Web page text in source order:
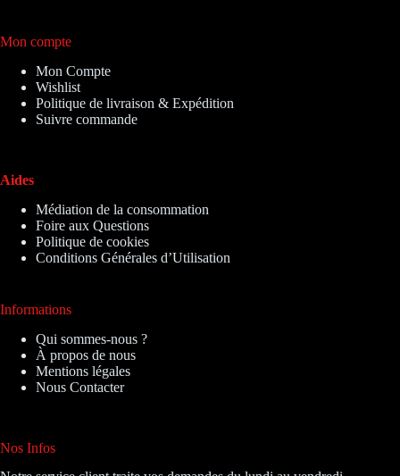
Mon compte
Mon Compte
Wishlist
Politique de livraison & Expédition
Suivre commande
Aides
Médiation de la consommation
Foire aux Questions
Politique de cookies
Conditions Générales d’Utilisation
Informations
Qui sommes-nous ?
À propos de nous
Mentions légales
Nous Contacter
Nos Infos